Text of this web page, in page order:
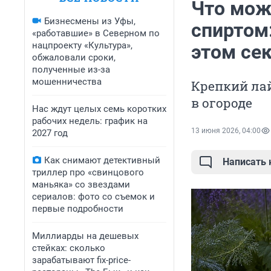
Бизнесмены из Уфы,
«работавшие» в Северном по
нацпроекту «Культура»,
обжаловали сроки,
полученные из-за
мошенничества
Нас ждут целых семь коротких
рабочих недель: график на
2027 год
Как снимают детективный
триллер про «свинцового
маньяка» со звездами
сериалов: фото со съемок и
первые подробности
Миллиарды на дешевых
стейках: сколько
зарабатывают fix-price-
Что
этом
Крепкий
в огороде
13 июня 2026, 04:00
Написать